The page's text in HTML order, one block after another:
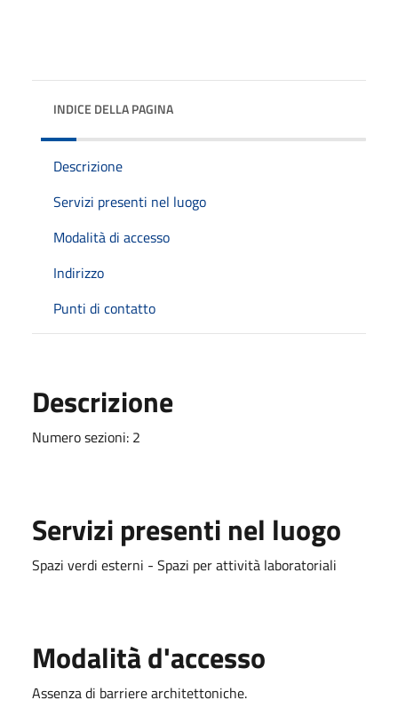
INDICE DELLA PAGINA
Descrizione
Servizi presenti nel luogo
Modalità di accesso
Indirizzo
Punti di contatto
Descrizione
Numero sezioni: 2
Servizi presenti nel luogo
Spazi verdi esterni - Spazi per attività laboratoriali
Modalità d'accesso
Assenza di barriere architettoniche.